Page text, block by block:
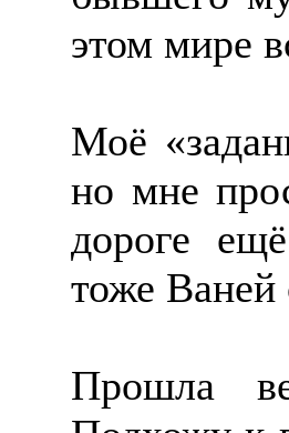
этом мире
Моё
но мне
дороге
тоже Ваней
Прошла